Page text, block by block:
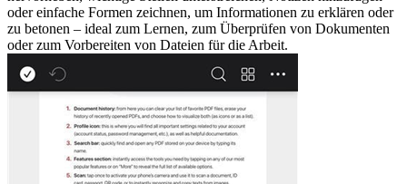
oder einfache Formen zeichnen, um Informationen zu erklären oder
zu betonen – ideal zum Lernen, zum Überprüfen von Dokumenten
oder zum Vorbereiten von Dateien für die Arbeit.